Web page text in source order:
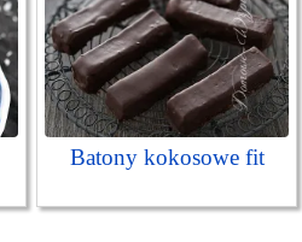
Batony kokosowe fit